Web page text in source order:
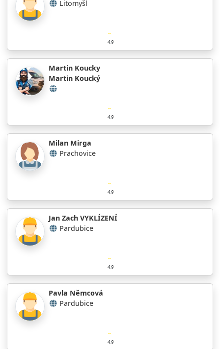
Litomyšl
4.9
Martin Koucky
Martin Koucký
4.9
Milan Mirga
Prachovice
4.9
Jan Zach VYKLÍZENÍ
Pardubice
4.9
Pavla Němcová
Pardubice
4.9